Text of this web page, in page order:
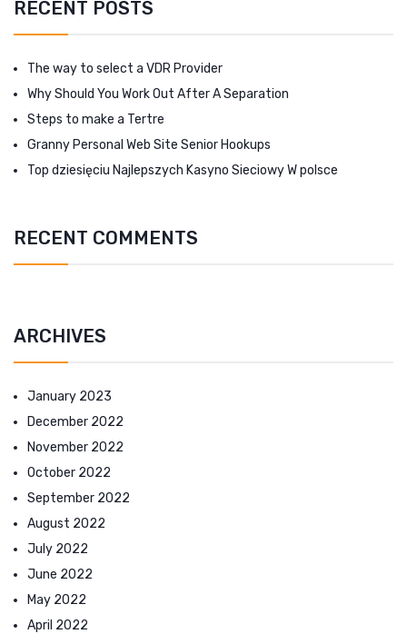
RECENT POSTS
The way to select a VDR Provider
Why Should You Work Out After A Separation
Steps to make a Tertre
Granny Personal Web Site Senior Hookups
Top dziesięciu Najlepszych Kasyno Sieciowy W polsce
RECENT COMMENTS
ARCHIVES
January 2023
December 2022
November 2022
October 2022
September 2022
August 2022
July 2022
June 2022
May 2022
April 2022